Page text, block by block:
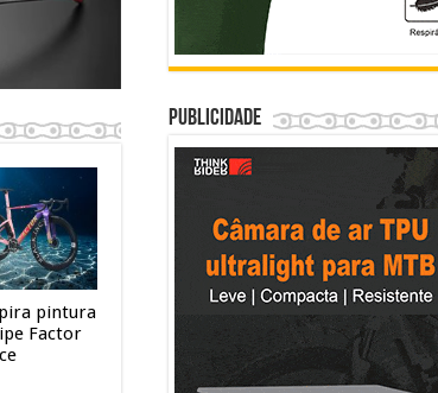
pintura
Factor
Publicidade